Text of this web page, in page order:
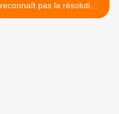
reconnaît pas la résolution
du TSE et appelle à la